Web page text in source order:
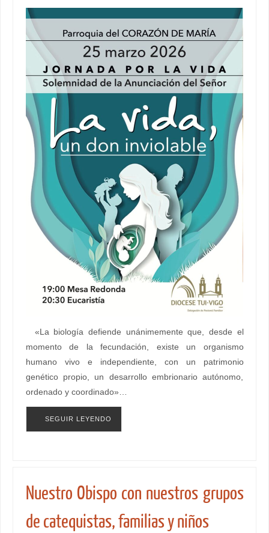
«La biología defiende unánimemente que, desde el
momento de la fecundación, existe un organismo
humano vivo e independiente, con un patrimonio
genético propio, un desarrollo embrionario autónomo,
ordenado y coordinado»…
SEGUIR LEYENDO
Nuestro Obispo con nuestros grupos
de catequistas, familias y niños